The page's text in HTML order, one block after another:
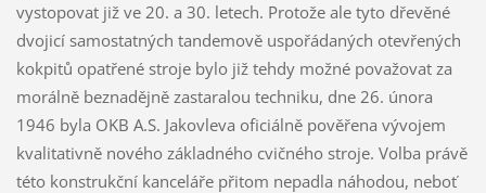
vystopovat již ve 20. a 30. letech. Protože ale tyto dřevěné
dvojicí samostatných tandemově uspořádaných otevřených
kokpitů opatřené stroje bylo již tehdy možné považovat za
morálně beznadějně zastaralou techniku, dne 26. února
1946 byla OKB A.S. Jakovleva oficiálně pověřena vývojem
kvalitativně nového základného cvičného stroje. Volba právě
této konstrukční kanceláře přitom nepadla náhodou, neboť